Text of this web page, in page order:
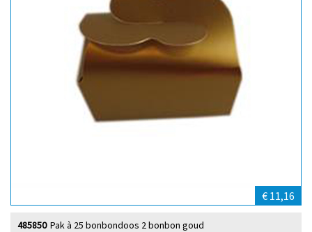
€ 11,16
Pak à 25 bonbondoos 2 bonbon goud
485850